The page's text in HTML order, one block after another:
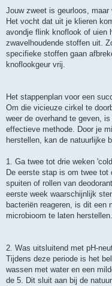
Jouw zweet is geurloos,
Het vocht dat uit je klieren
avondje flink knoflook of uien
zwavelhoudende stoffen uit.
specifieke stoffen gaan
knoflookgeur vrij.
Het stappenplan voor een
Om die vicieuze cirkel te
weer de overhand te geven,
effectieve methode. Door je
herstellen, kan de natuurlijke
1. Ga twee tot drie weken
De eerste stap is om twee
spuiten of rollen van
eerste week waarschijnlijk
bacteriën reageren, is dit een
microbioom te laten herstellen.
2. Was uitsluitend met pH-
Tijdens deze periode is het
wassen met water en een
de 5. Dit sluit aan bij de